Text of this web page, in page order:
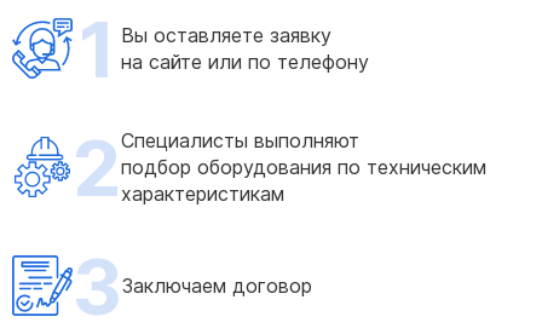
1 Вы оставляете заявку
на сайте или по телефону
2Специалисты выполняют
подбор оборудования по техническим
характеристикам
3Заключаем договор